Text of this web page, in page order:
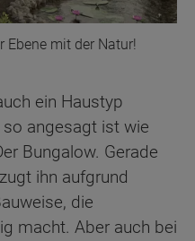
Ebene mit der Natur!
ein Haustyp
angesagt ist wie
Bungalow. Gerade
ihn aufgrund
die
macht. Aber auch bei